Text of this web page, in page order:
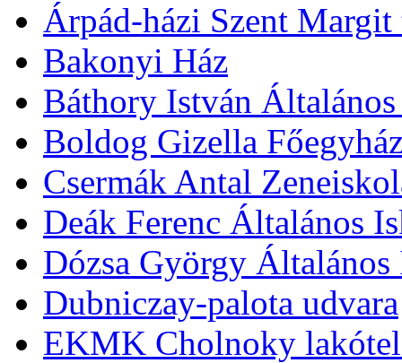
Árpád-házi Szent
Bakonyi Ház
Báthory István
Boldog Gizella
Csermák Antal
Deák Ferenc Általános
Dózsa György Általános
Dubniczay-palota udvara
EKMK Cholnoky